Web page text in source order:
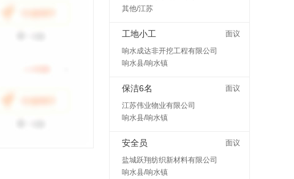
其他/江苏
工地小工
面议
响水成达非开挖工程有限公司
响水县/响水镇
保洁6名
面议
江苏伟业物业有限公司
响水县/响水镇
安全员
面议
盐城跃翔纺织新材料有限公司
响水县/响水镇